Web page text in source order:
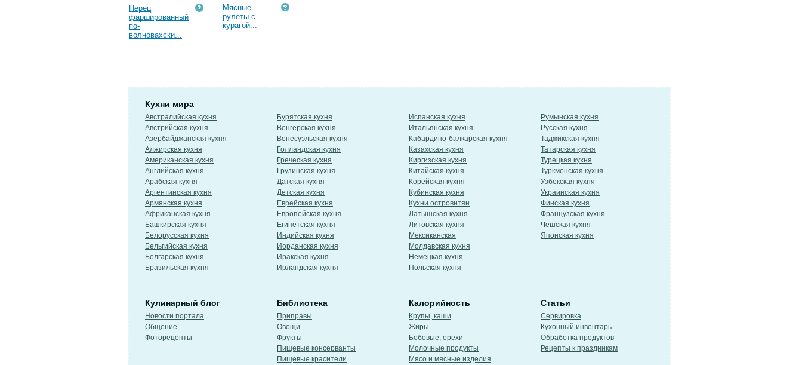
Перец
фаршированный
по-
волновахски...
Мясные
рулеты с
курагой...
Кухни мира
Австралийская кухня
Австрийская кухня
Азербайджанская кухня
Алжирская кухня
Американская кухня
Английская кухня
Арабская кухня
Аргентинская кухня
Армянская кухня
Африканская кухня
Башкирская кухня
Белорусская кухня
Бельгийская кухня
Болгарская кухня
Бразильская кухня
Бурятская кухня
Венгерская кухня
Венесуэльская кухня
Голландская кухня
Греческая кухня
Грузинская кухня
Датская кухня
Детская кухня
Еврейская кухня
Европейская кухня
Египетская кухня
Индийская кухня
Иорданская кухня
Иракская кухня
Ирландская кухня
Испанская кухня
Итальянская кухня
Кабардино-балкарская кухня
Казахская кухня
Киргизская кухня
Китайская кухня
Корейская кухня
Кубинская кухня
Кухни островитян
Латышская кухня
Литовская кухня
Мексиканская
Молдавская кухня
Немецкая кухня
Польская кухня
Румынская кухня
Русская кухня
Таджикская кухня
Татарская кухня
Турецкая кухня
Туркменская кухня
Узбекская кухня
Украинская кухня
Финская кухня
Французская кухня
Чешская кухня
Японская кухня
Кулинарный блог
Новости портала
Общение
Фоторецепты
Библиотека
Приправы
Овощи
Фрукты
Пищевые консерванты
Пищевые красители
Калорийность
Крупы, каши
Жиры
Бобовые, орехи
Молочные продукты
Мясо и мясные изделия
Статьи
Сервировка
Кухонный инвентарь
Обработка продуктов
Рецепты к праздникам